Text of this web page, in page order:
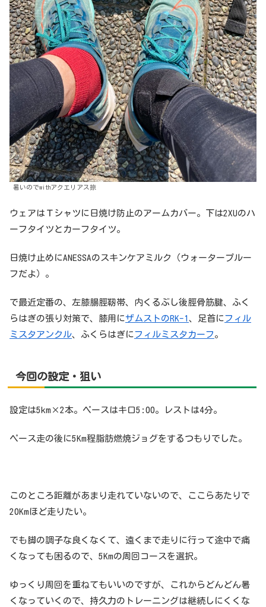
暑いのでwithアクエリアス掠
ウェアはＴシャツに日焼け防止のアームカバー。下は2XUのハ
ーフタイツとカーフタイツ。
日焼け止めにANESSAのスキンケアミルク（ウォータープルー
フだよ）。
で最近定番の、左膝腸脛靭帯、内くるぶし後脛骨筋腱、ふく
らはぎの張り対策で、膝用にザムストのRK-1 、足首に フィル
ミスタアンクル、ふくらはぎに フィルミスタカーフ 。
今回の設定・狙い
設定は5km×2本。ペースはキロ5:00。レストは4分。
ペース走の後に5Km程脂肪燃焼ジョグをするつもりでした。
このところ距離があまり走れていないので、ここらあたりで
20Kmほど走りたい。
でも脚の調子な良くなくて、遠くまで走りに行って途中で痛
くなっても困るので、5Kmの周回コースを選択。
ゆっくり周回を重ねてもいいのですが、これからどんどん暑
くなっていくので、持久力のトレーニングは継続しにくくな